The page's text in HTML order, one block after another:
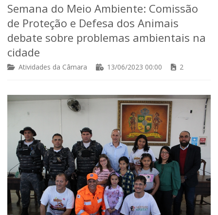
Semana do Meio Ambiente: Comissão
de Proteção e Defesa dos Animais
debate sobre problemas ambientais na
cidade
Atividades da Câmara 13/06/2023 00:00 2